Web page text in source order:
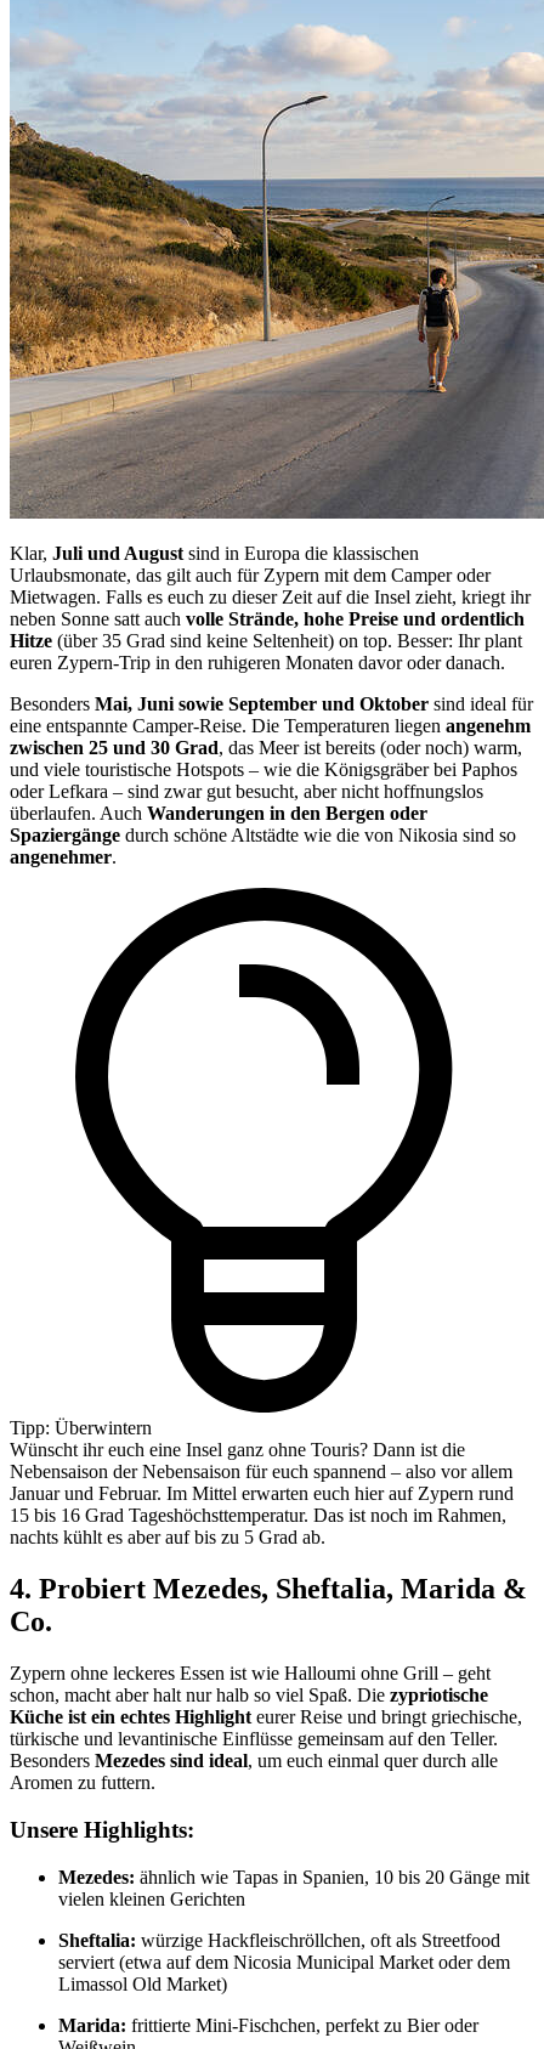
Klar, Juli und August sind in Europa die klassischen
Urlaubsmonate, das gilt auch für Zypern mit dem Camper oder
Mietwagen. Falls es euch zu dieser Zeit auf die Insel zieht, kriegt ihr
neben Sonne satt auch volle Strände, hohe Preise und ordentlich
Hitze (über 35 Grad sind keine Seltenheit) on top. Besser: Ihr plant
euren Zypern-Trip in den ruhigeren Monaten davor oder danach.
Besonders Mai, Juni sowie September und Oktober sind ideal für
eine entspannte Camper-Reise. Die Temperaturen liegen angenehm
zwischen 25 und 30 Grad, das Meer ist bereits (oder noch) warm,
und viele touristische Hotspots – wie die Königsgräber bei Paphos
oder Lefkara – sind zwar gut besucht, aber nicht hoffnungslos
überlaufen. Auch Wanderungen in den Bergen oder
Spaziergänge durch schöne Altstädte wie die von Nikosia sind so
angenehmer.
Tipp: Überwintern
Wünscht ihr euch eine Insel ganz ohne Touris? Dann ist die
Nebensaison der Nebensaison für euch spannend – also vor allem
Januar und Februar. Im Mittel erwarten euch hier auf Zypern rund
15 bis 16 Grad Tageshöchsttemperatur. Das ist noch im Rahmen,
nachts kühlt es aber auf bis zu 5 Grad ab.
4. Probiert Mezedes, Sheftalia, Marida &
Co.
Zypern ohne leckeres Essen ist wie Halloumi ohne Grill – geht
schon, macht aber halt nur halb so viel Spaß. Die zypriotische
Küche ist ein echtes Highlight eurer Reise und bringt griechische,
türkische und levantinische Einflüsse gemeinsam auf den Teller.
Besonders Mezedes sind ideal, um euch einmal quer durch alle
Aromen zu futtern.
Unsere Highlights:
Mezedes: ähnlich wie Tapas in Spanien, 10 bis 20 Gänge mit
vielen kleinen Gerichten
Sheftalia: würzige Hackfleischröllchen, oft als Streetfood
serviert (etwa auf dem Nicosia Municipal Market oder dem
Limassol Old Market)
Marida: frittierte Mini-Fischchen, perfekt zu Bier oder